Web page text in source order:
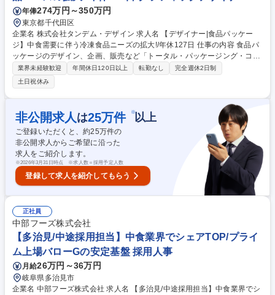
年俸274万円～350万円
東京都千代田区
企業名 株式会社タンデム・デザイン 求人名 【デザイナー|食品パッケー
ジ】中食需要に伴う冷凍食品ニーズの拡大!/年休127日 仕事の内容 食品パ
ッケージのデザイン、企画、販売など「トータル・パッケージング・コー
ディネート事業」を展開する当社にて、デザイン職を募集します。入社後
は、OJTで少しずつ業務を覚えていただきます。 食品パッケージのデザイ
ン作成・版下作成・商品撮影をメインにお任せします。 イラストレータ
ー・フォトショップを使用したデザイン制作を担当していただきます。経
験を積むことで、より幅広いデザイン業務に携わることができたり、役職
に就けたりとキャリアパスもございます。 デザイン部門は現在2名体制
で、今後拡大していく予定です。 募集職種 【デザイナー|食品パッケー
ジ】中食需要に伴う冷凍食品ニーズの拡大!/年休127日
業界未経験歓迎 年間休日120日以上 転勤なし
完全週休2日制
土日祝休み
非公開求人 は25万件 ※以上
ご登録いただくと、約25万件の
非公開求人からご希望に沿った
求人をご紹介します。
※2026年3月31日時点 ※求人数＝採用予定人数
登録して求人を紹介してもらう
正社員
中部フーズ株式会社
【多治見/中途採用担当】中食業界でシェアTOP/プライ
ム上場バローGの安定基盤 採用人事
月給26万円～36万円
岐阜県多治見市
企業名 中部フーズ株式会社 求人名 【多治見/中途採用担当】中食業界でシ